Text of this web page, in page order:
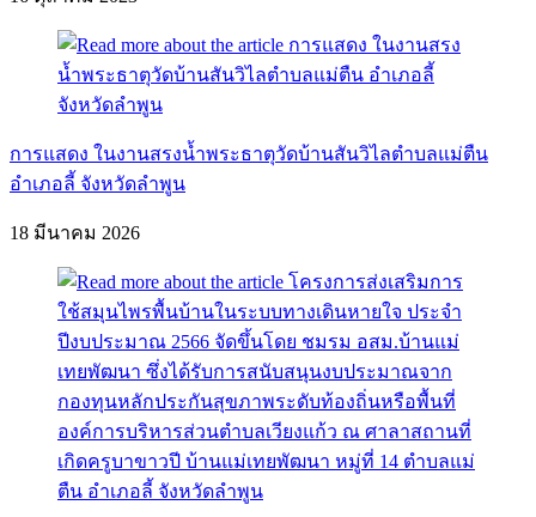
การแสดง ในงานสรงน้ำพระธาตุวัดบ้านสันวิไลตำบลแม่ตืน
อำเภอลี้ จังหวัดลำพูน
18 มีนาคม 2026